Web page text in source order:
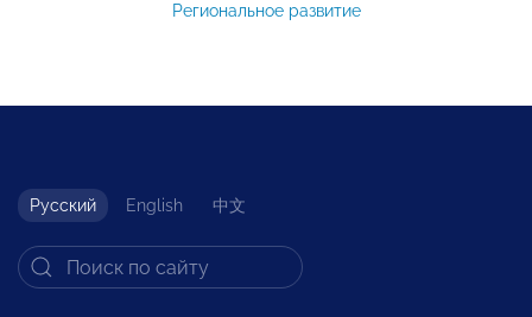
Региональное развитие
Русский English 中文